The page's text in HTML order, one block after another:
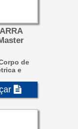
de
e
fixaç...